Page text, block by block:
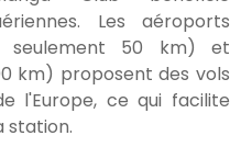
Les aéroports
seulement 50 km) et
km) proposent des vols
l'Europe, ce qui facilite
station.